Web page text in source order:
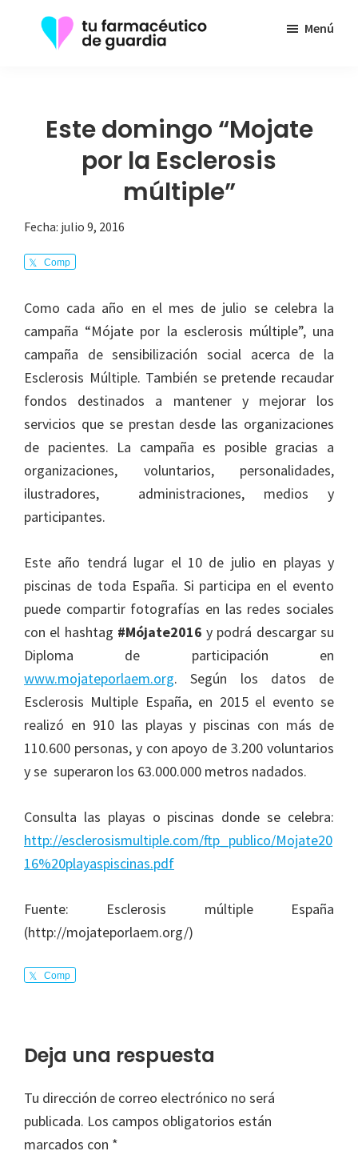
Guardia
información
enfermedad
Menú
Este domingo “Mojate
por la Esclerosis
múltiple”
Fecha: julio 9, 2016
Comp
Como cada año en el mes de julio se celebra la
campaña “Mójate por la esclerosis múltiple”, una
campaña de sensibilización social acerca de la
Esclerosis Múltiple. También se pretende recaudar
fondos destinados a mantener y mejorar los
servicios que se prestan desde las organizaciones
de pacientes. La campaña es posible gracias a
organizaciones, voluntarios, personalidades,
ilustradores, administraciones, medios y
participantes.
Este año tendrá lugar el 10 de julio en playas y
piscinas de toda España. Si participa en el evento
puede compartir fotografías en las redes sociales
con el hashtag #Mójate2016y podrá descargar su
Diploma de participación en
www.mojateporlaem.org. Según los datos de
Esclerosis Multiple España, en 2015 el evento se
realizó en 910 las playas y piscinas con más de
110.600 personas, y con apoyo de 3.200 voluntarios
y se superaron los 63.000.000 metros nadados.
Consulta las playas o piscinas donde se celebra:
http://esclerosismultiple.com/ftp_publico/Mojate20
16%20playaspiscinas.pdf
Fuente: Esclerosis múltiple España
(http://mojateporlaem.org/)
Comp
Interacciones
los
lectores
Deja una respuesta
Tu dirección de correo electrónico no será
publicada. Los campos obligatorios están
marcados con *